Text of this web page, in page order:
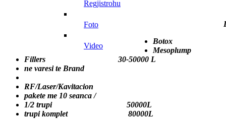
regjistrohu
foto
video
Botox 5-
Mesoplump
Fillers 30-50000 L
ne varesi te Brand
RF/Laser/Kavitacion
pakete me 10 seanca /
1/2 trupi 50000L
trupi komplet 80000L